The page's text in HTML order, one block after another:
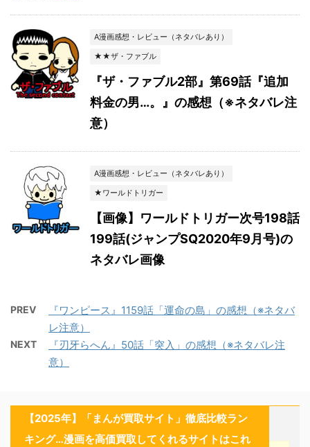
A漫画感想・レビュー（ネタバレあり）
★★ザ・ファブル
『ザ・ファブル2部』第69話『追加
料金の男…。』の感想（※ネタバレ注
意）
A漫画感想・レビュー（ネタバレあり）
★ワールドトリガー
【画像】ワールドトリガー次号198話
199話(ジャンプSQ2020年9月号)の
ネタバレ画像
PREV
『ワンピース』1159話「運命の島」の感想（※ネタバ
レ注意）
NEXT
『刃牙らへん』50話「突入」の感想（※ネタバレ注
意）
【2025年】「まんが買取サイト」徹底比較ラン
キング…漫画を高価買取してくれるサイトはこれ